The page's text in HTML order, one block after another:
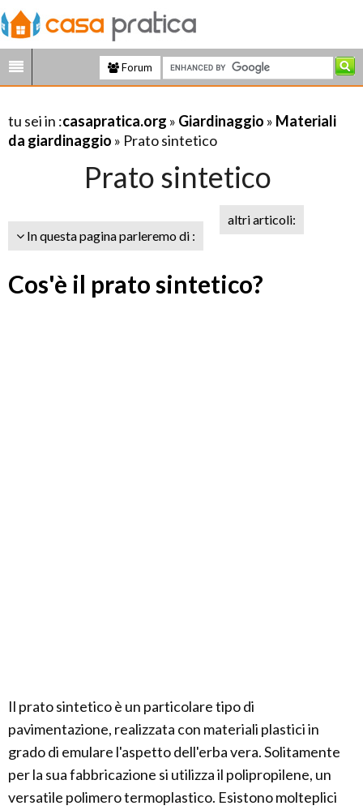
Forum
tu sei in :casapratica.org » Giardinaggio » Materiali
da giardinaggio » Prato sintetico
Prato sintetico
In questa pagina parleremo di :
altri articoli:
Cos'è il prato sintetico?
Il prato sintetico è un particolare tipo di
pavimentazione, realizzata con materiali plastici in
grado di emulare l'aspetto dell'erba vera. Solitamente
per la sua fabbricazione si utilizza il polipropilene, un
versatile polimero termoplastico. Esistono molteplici